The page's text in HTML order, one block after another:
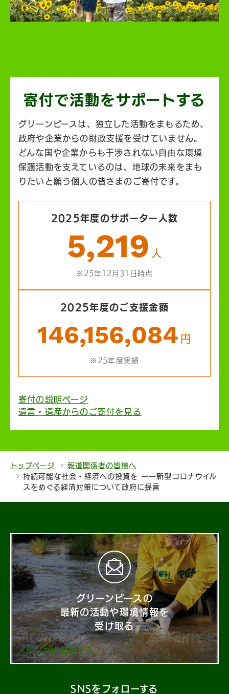
寄付で活動をサポートする
グリーンピースは、独立した活動をまもるため、
政府や企業からの財政支援を受けていません。
どんな国や企業からも干渉されない自由な環境
保護活動を支えているのは、地球の未来をまも
りたいと願う個人の皆さまのご寄付です。
2025年度のサポーター人数
5,219 人
※25年12月31日時点
2025年度のご支援金額
146,156,084 円
※25年度実績
寄付の説明ページ
遺言・遺産からのご寄付を見る
トップページ
報道関係者の皆様へ
持続可能な社会・経済への投資を ーー新型コロナウイル
スをめぐる経済対策について政府に提言
グリーンピースの
最新の活動や環境情報を
受け取る
メルマガに登録する
SNSをフォローする